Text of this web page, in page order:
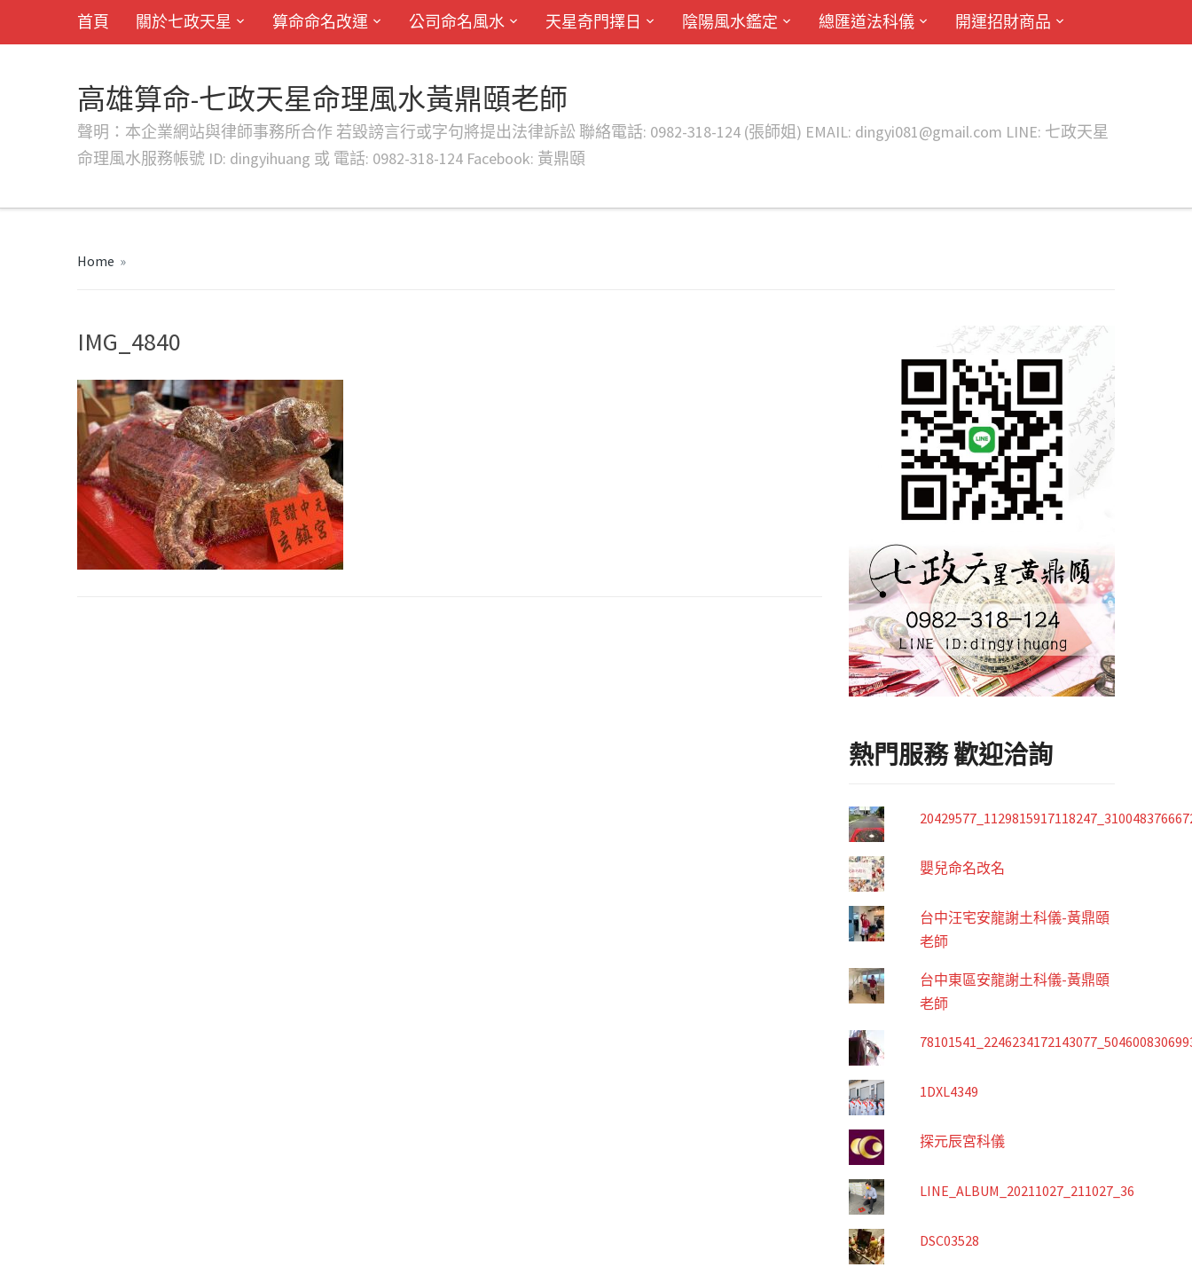
首頁 關於七政天星 算命命名改運 公司命名風水 天星奇門擇日 陰陽風水鑑定 總匯道法科儀 開運招財商品
高雄算命-七政天星命理風水黃鼎頤老師
聲明：本企業網站與律師事務所合作 若毀謗言行或字句將提出法律訴訟 聯絡電話: 0982-318-124 (張師姐) EMAIL: dingyi081@gmail.com LINE: 七政天星
命理風水服務帳號 ID: dingyihuang 或 電話: 0982-318-124 Facebook: 黃鼎頤
Home »
IMG_4840
熱門服務 歡迎洽詢
嬰兒命名改名
台中汪宅安龍謝土科儀-黃鼎頤
老師
台中東區安龍謝土科儀-黃鼎頤
老師
1DXL4349
探元辰宮科儀
LINE_ALBUM_20211027_211027_36
DSC03528